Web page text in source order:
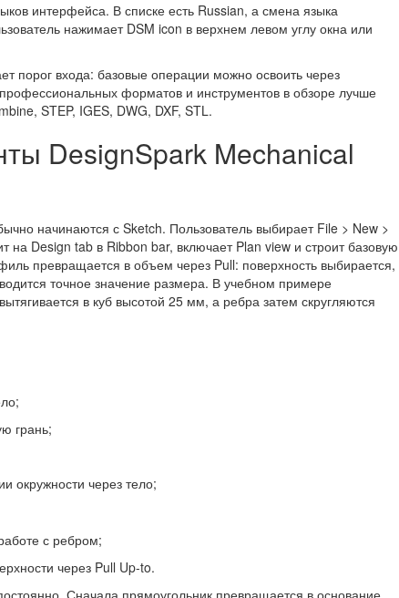
интерфейса. В списке есть Russian, а смена языка
нажимает DSM icon в верхнем левом углу окна или
порог входа: базовые операции можно освоить через
форматов и инструментов в обзоре лучше
STEP, IGES, DWG, DXF, STL.
DesignSpark Mechanical
начинаются с Sketch. Пользователь выбирает File > New >
на Design tab в Ribbon bar, включает Plan view и строит базовую
превращается в объем через Pull: поверхность выбирается,
точное значение размера. В учебном примере
в куб высотой 25 мм, а ребра затем скругляются
грань;
окружности через тело;
с ребром;
через Pull Up-to.